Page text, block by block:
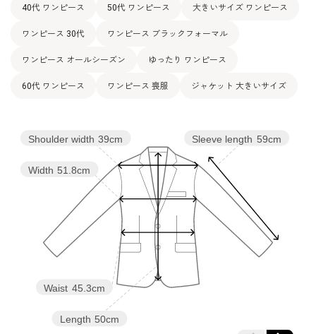
フロントオープンタイプ
40代 ワンピース 50代 ワンピース 大きいサイズ ワンピース
ワンピース 30代 ワンピース ブラックフォーマル
ワンピース オールシーズン ゆったり ワンピース
60代 ワンピース ワンピース 喪服 ジャケット 大きいサイズ
Sleeve length 59cm
Length 50cm
Waist 45.3cm
Width 51.8cm
Shoulder width 39cm